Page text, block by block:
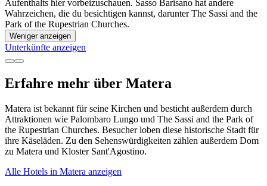
Aufenthalts hier vorbeizuschauen. Sasso Barisano hat andere
Wahrzeichen, die du besichtigen kannst, darunter The Sassi and the
Park of the Rupestrian Churches.
Weniger anzeigen
Unterkünfte anzeigen
Erfahre mehr über Matera
Matera ist bekannt für seine Kirchen und besticht außerdem durch
Attraktionen wie Palombaro Lungo und The Sassi and the Park of
the Rupestrian Churches. Besucher loben diese historische Stadt für
ihre Käseläden. Zu den Sehenswürdigkeiten zählen außerdem Dom
zu Matera und Kloster Sant'Agostino.
Alle Hotels in Matera anzeigen